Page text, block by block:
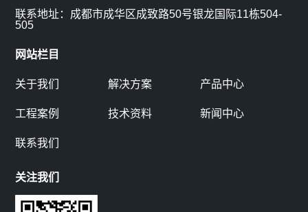
联系地址：成都市成华区成致路50号银龙国际11栋504-
505
网站栏目
关于我们 解决方案 产品中心
工程案例 技术资料 新闻中心
联系我们
关注我们